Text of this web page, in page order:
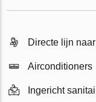
Directe lijn
Airconditioners
Ingericht